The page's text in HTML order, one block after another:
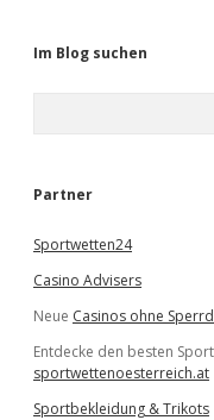
Im Blog suchen
e
Partner
Sportwetten24
Casino Advisers
Neue Casinos ohne
Entdecke den besten
sportwettenoesterreich.at
Sportbekleidung & Trikots